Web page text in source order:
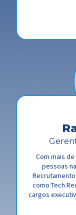
Com mais
pessoas
como Tech
cargos